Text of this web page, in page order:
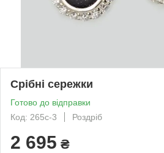
Срібні сережки
Готово до відправки
Код: 265с-3
Роздріб
2 695 ₴